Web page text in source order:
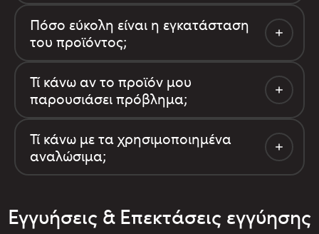
Πόσο εύκολη είναι η εγκατάσταση
του προϊόντος;
Τί κάνω αν το προϊόν μου
παρουσιάσει πρόβλημα;
Τί κάνω με τα χρησιμοποιημένα
αναλώσιμα;
Εγγυήσεις & Επεκτάσεις εγγύησης